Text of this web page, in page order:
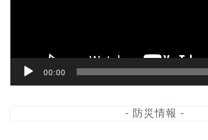
00:00
- 防災情報 -